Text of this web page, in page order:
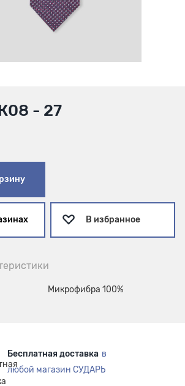
- 27
В избранное
Микрофибра 100%
Бесплатная доставка в
любой магазин СУДАРЬ